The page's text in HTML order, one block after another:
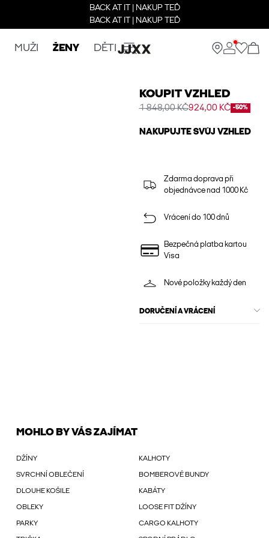
BACK AT IT | NAKUP TEĎ
BACK AT IT | NAKUP TEĎ
MUŽI ŽENY DĚTI
KOUPIT VZHLED
1 848,00 KČ924,00 KČ -50%
NAKUPUJTE SVŮJ VZHLED
Zdarma doprava při
objednávce nad 1000 Kč
Vrácení do 100 dnů
Bezpečná platba kartou
Visa
Nové položky každý den
DORUČENÍ A VRÁCENÍ
MOHLO BY VÁS ZAJÍMAT
DŽÍNY KALHOTY
SVRCHNÍ OBLEČENÍ BOMBEROVÉ BUNDY
DLOUHE KOŠILE KABÁTY
OBLEKY LOOSE FIT DŽÍNY
PARKY CARGO KALHOTY